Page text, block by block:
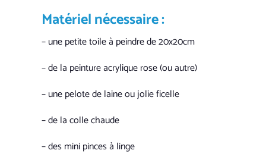
Matériel nécessaire :
– une petite toile à peindre de 20x20cm
– de la peinture acrylique rose (ou autre)
– une pelote de laine ou jolie ficelle
– de la colle chaude
– des mini pinces à linge